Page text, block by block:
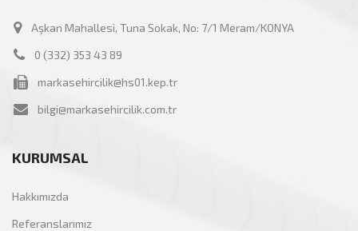
Aşkan Mahallesi, Tuna Sokak, No: 7/1 Meram/KONYA
0 (332) 353 43 89
markasehircilik@hs01.kep.tr
bilgi@markasehircilik.com.tr
KURUMSAL
Hakkımızda
Referanslarımız